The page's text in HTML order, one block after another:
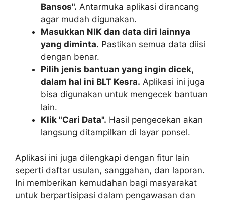
Bansos". Antarmuka aplikasi dirancang
agar mudah digunakan.
Masukkan NIK dan data diri lainnya
yang diminta. Pastikan semua data diisi
dengan benar.
Pilih jenis bantuan yang ingin dicek,
dalam hal ini BLT Kesra. Aplikasi ini juga
bisa digunakan untuk mengecek bantuan
lain.
Klik "Cari Data". Hasil pengecekan akan
langsung ditampilkan di layar ponsel.
Aplikasi ini juga dilengkapi dengan fitur lain
seperti daftar usulan, sanggahan, dan laporan.
Ini memberikan kemudahan bagi masyarakat
untuk berpartisipasi dalam pengawasan dan